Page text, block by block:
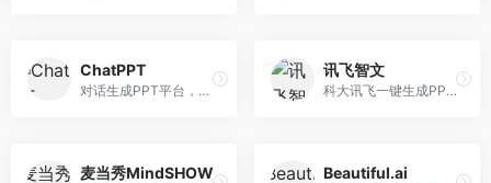
ChatPPT
对话生成PPT平台，支持自然语言交互创作。面向职场人士和教育工作者，通过对话方式完成PPT制作，交互体验友好，创作过程直观。
讯飞智文
科大讯飞一键生成PPT和Word工具，整合语音技术。面向职场人士，支持语音输入、文档生成、格式调整等功能，办公效率显著提升。
麦当秀MindSHOW Beautiful.ai